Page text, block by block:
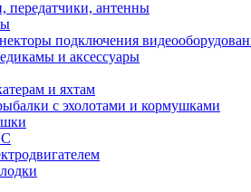
передатчики, антенны
подключения
и аксессуары
и яхтам
с эхолотами и кормушками